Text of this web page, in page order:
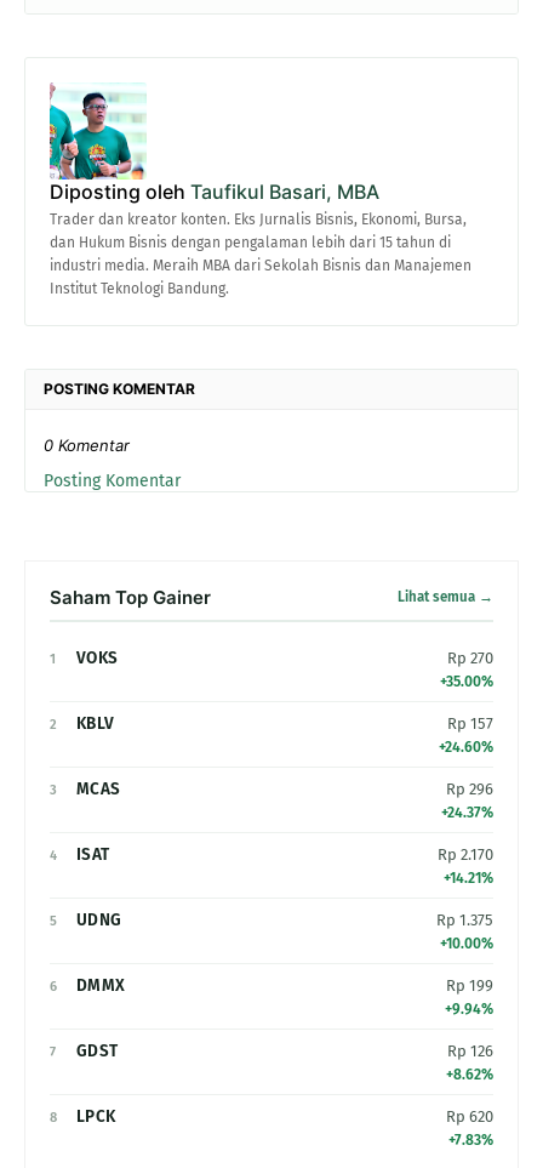
Diposting oleh Taufikul Basari, MBA
Trader dan kreator konten. Eks Jurnalis Bisnis, Ekonomi, Bursa,
dan Hukum Bisnis dengan pengalaman lebih dari 15 tahun di
industri media. Meraih MBA dari Sekolah Bisnis dan Manajemen
Institut Teknologi Bandung.
POSTING KOMENTAR
0 Komentar
Posting Komentar
Saham Top Gainer Lihat semua →
1 VOKS Rp 270
+35.00%
2 KBLV Rp 157
+24.60%
3 MCAS Rp 296
+24.37%
4 ISAT Rp 2.170
+14.21%
5 UDNG Rp 1.375
+10.00%
6 DMMX Rp 199
+9.94%
7 GDST Rp 126
+8.62%
8 LPCK Rp 620
+7.83%